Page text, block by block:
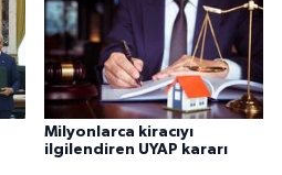
Milyonlarca kiracıyı
ilgilendiren UYAP kararı